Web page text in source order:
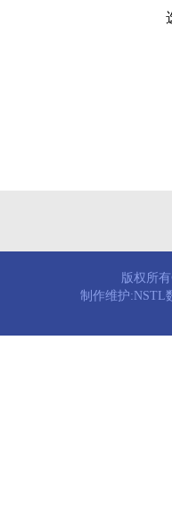
版权所
制作维护:NSTL